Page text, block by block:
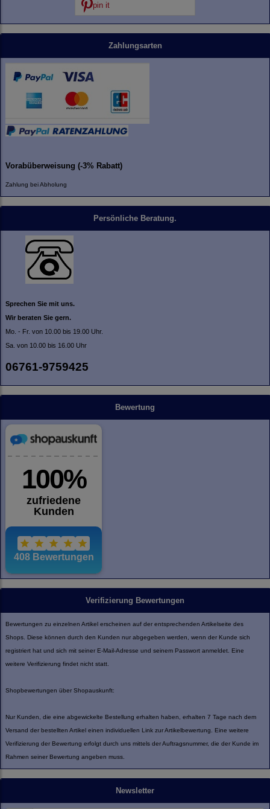
pin it
Zahlungsarten
Vorabüberweisung (-3% Rabatt)
Zahlung bei Abholung
Persönliche Beratung.
Sprechen Sie mit uns.
Wir beraten Sie gern.
Mo. - Fr. von 10.00 bis 19.00 Uhr.
Sa. von 10.00 bis 16.00 Uhr
06761-9759425
Bewertung
Verifizierung Bewertungen
Bewertungen zu einzelnen Artikel erscheinen auf der entsprechenden Artikelseite des
Shops. Diese können durch den Kunden nur abgegeben werden, wenn der Kunde sich
registriert hat und sich mit seiner E-Mail-Adresse und seinem Passwort anmeldet. Eine
weitere Verifizierung findet nicht statt.
Shopbewertungen über Shopauskunft:
Nur Kunden, die eine abgewickelte Bestellung erhalten haben, erhalten 7 Tage nach dem
Versand der bestellten Artikel einen individuellen Link zur Artikelbewertung. Eine weitere
Verifizierung der Bewertung erfolgt durch uns mittels der Auftragsnummer, die der Kunde im
Rahmen seiner Bewertung angeben muss.
Newsletter